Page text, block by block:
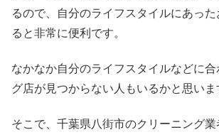
るので、自分のライフスタイルにあっ
ると非常に便利です。
なかなか自分のライフスタイルなどに
グ店が見つからない人もいるかと思いま
そこで、千葉県八街市のクリーニング業